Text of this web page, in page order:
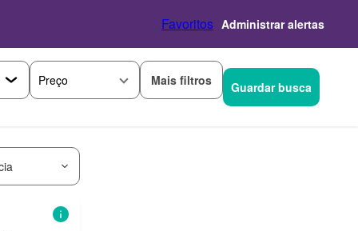
Favoritos Administrar alertas
Preço Mais filtros Guardar busca